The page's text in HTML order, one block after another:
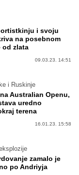
i svoju
na posebnom
od zlata
09.03.23. 14:51
i Ruskinje
Australian Openu,
uredno
terena
16.01.23. 15:58
zamalo je
po Andriyja